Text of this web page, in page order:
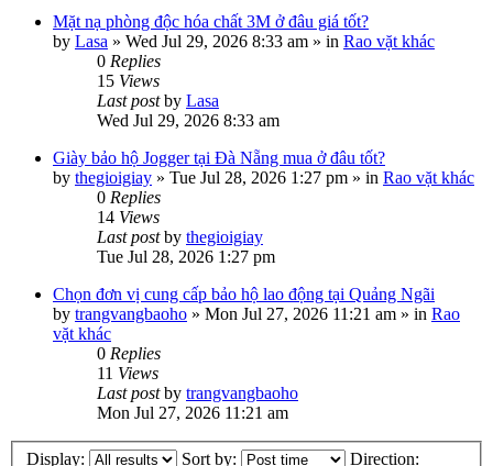
Mặt nạ phòng độc hóa chất 3M ở đâu giá tốt?
by Lasa » Wed Jul 29, 2026 8:33 am » in Rao vặt khác
0 Replies
15 Views
Last postby Lasa
Wed Jul 29, 2026 8:33 am
Giày bảo hộ Jogger tại Đà Nẵng mua ở đâu tốt?
by thegioigiay » Tue Jul 28, 2026 1:27 pm » in Rao vặt khác
0 Replies
14 Views
Last postby thegioigiay
Tue Jul 28, 2026 1:27 pm
Chọn đơn vị cung cấp bảo hộ lao động tại Quảng Ngãi
by trangvangbaoho » Mon Jul 27, 2026 11:21 am » in Rao
vặt khác
0 Replies
11 Views
Last postby trangvangbaoho
Mon Jul 27, 2026 11:21 am
Display: Sort by: Direction: